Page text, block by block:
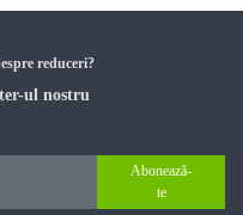
reduceri?
ul nostru
Abonează-
te